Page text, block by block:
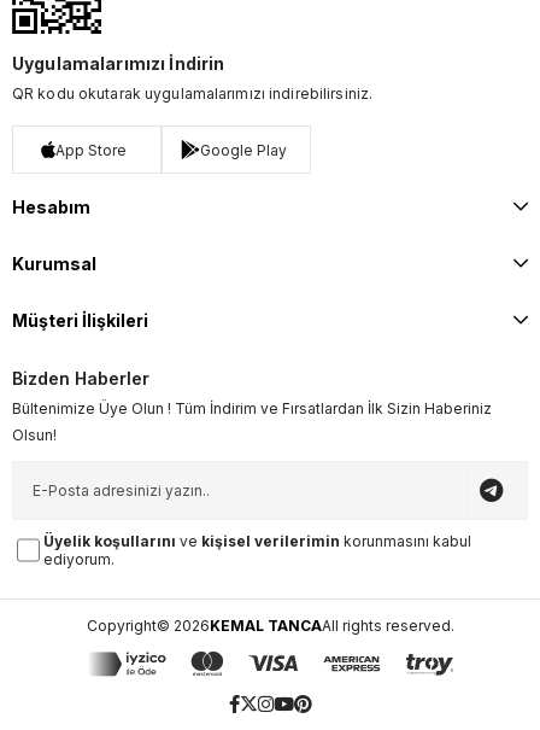
Uygulamalarımızı İndirin
QR kodu okutarak uygulamalarımızı indirebilirsiniz.
App Store Google Play
Hesabım
Kurumsal
Müşteri İlişkileri
Bizden Haberler
Bültenimize Üye Olun ! Tüm İndirim ve Fırsatlardan İlk Sizin Haberiniz
Olsun!
Üyelik koşullarını ve kişisel verilerimin korunmasını kabul
ediyorum.
Copyright© 2026KEMAL TANCAAll rights reserved.